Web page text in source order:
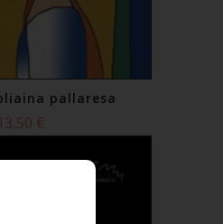
pallaresa
€